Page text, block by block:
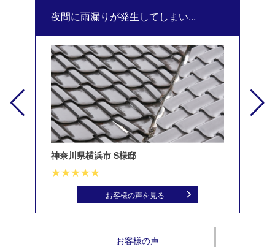
夜間に雨漏りが発生してしまい...
神奈川県横浜市 S様邸
お客様の声を見る
お客様の声